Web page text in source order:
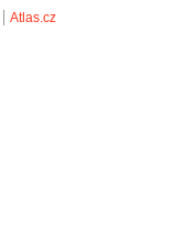
Atlas.cz